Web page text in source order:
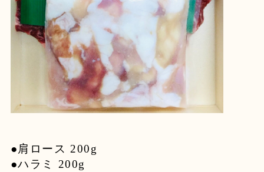
●肩ロース 200g
●ハラミ 200g